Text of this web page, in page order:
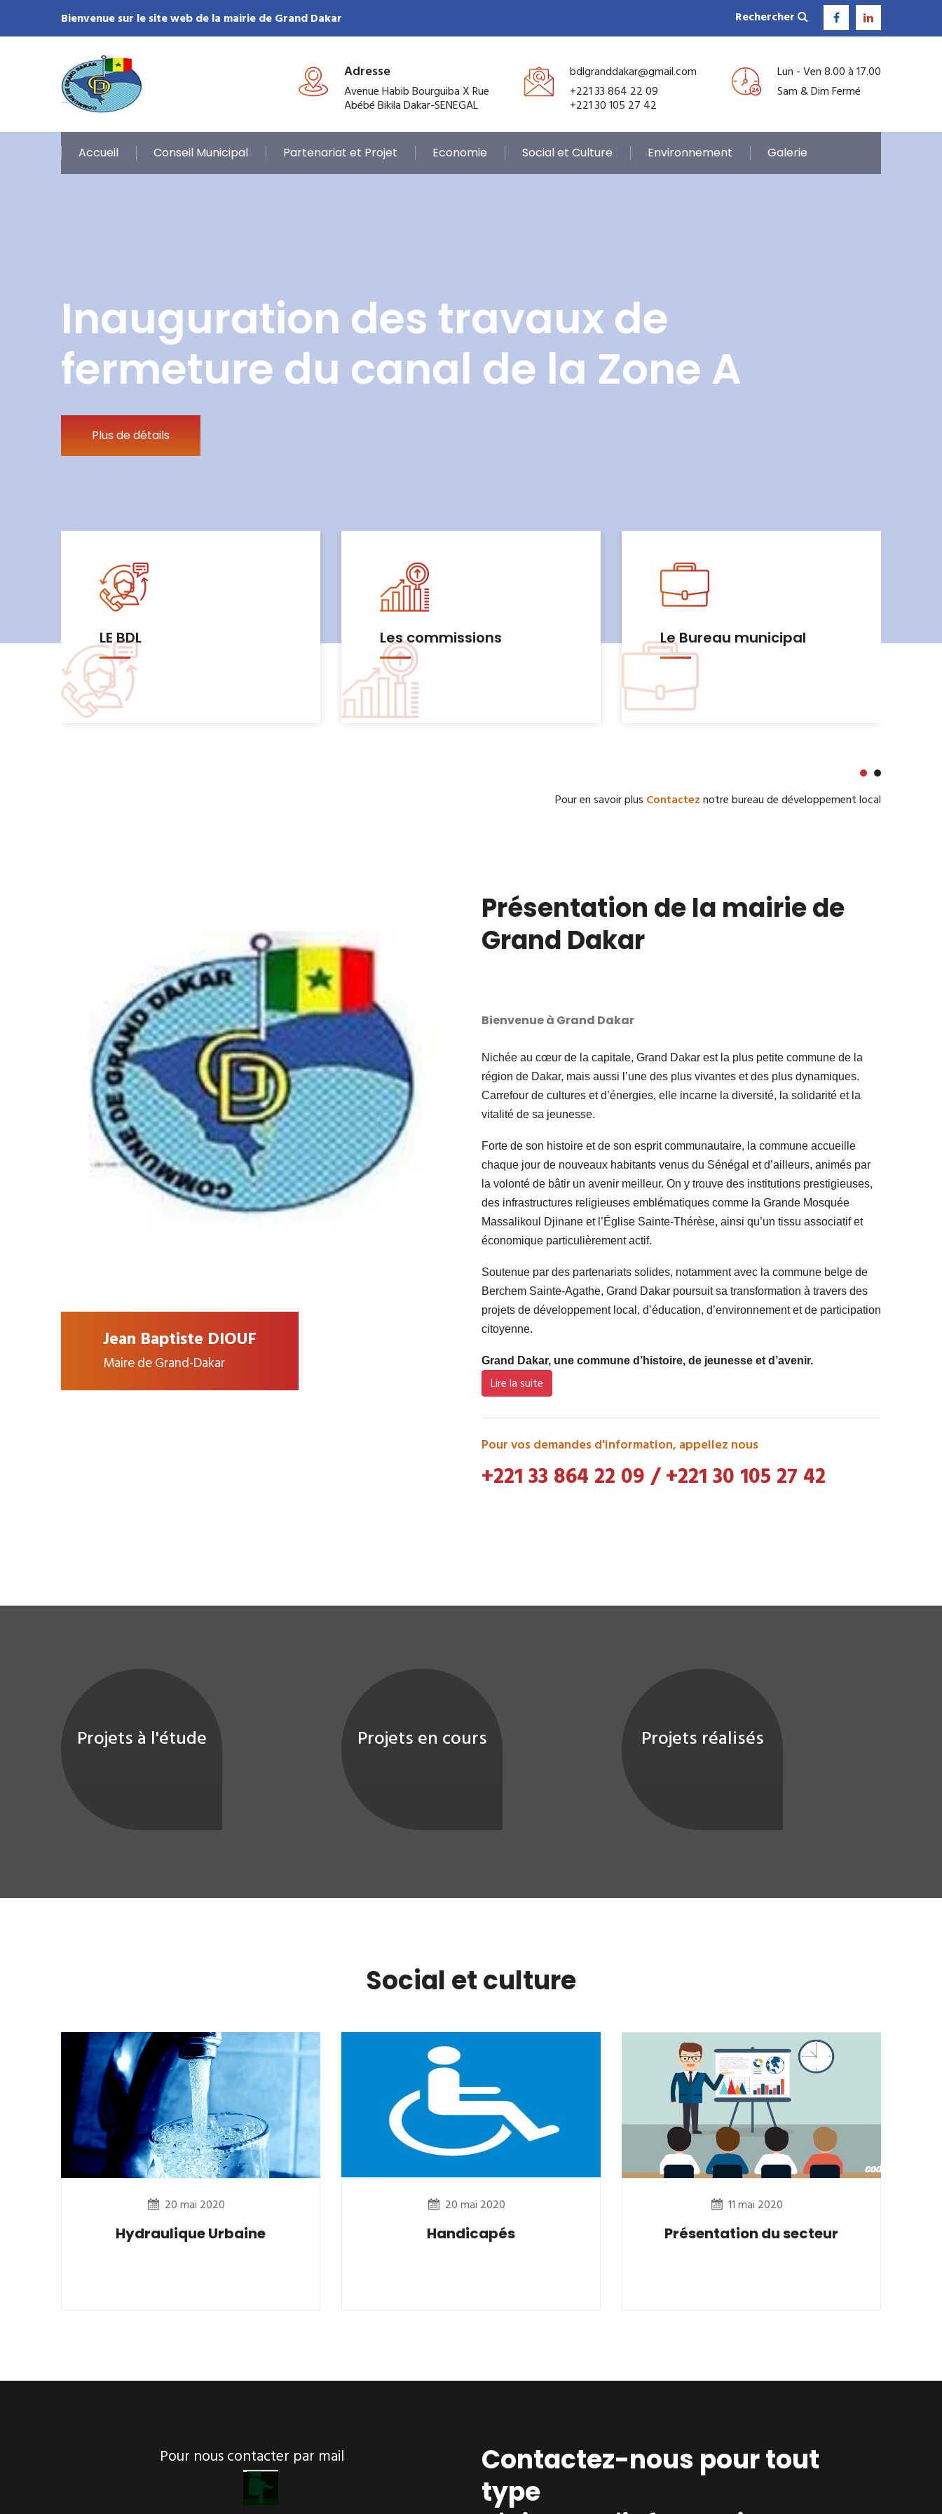
Bienvenue sur le site web de la mairie de Grand Dakar Rechercher
Adresse
Avenue Habib Bourguiba X Rue
Abébé Bikila Dakar-SENEGAL
bdlgranddakar@gmail.com
+221 33 864 22 09
+221 30 105 27 42
Lun - Ven 8.00 à 17.00
Sam & Dim Fermé
Accueil Conseil Municipal Partenariat et Projet Economie Social et Culture Environnement Galerie
Inauguration des travaux de
fermeture du canal de la Zone A
Plus de détails
Les commissions Le Bureau municipal Urbanisme et Habitat
Pour en savoir plus Contacteznotre bureau de développement local
Jean Baptiste DIOUF
Maire de Grand-Dakar
Présentation de la mairie de
Grand Dakar
Bienvenue à Grand Dakar
Nichée au cœur de la capitale, Grand Dakar est la plus petite commune de la
région de Dakar, mais aussi l’une des plus vivantes et des plus dynamiques.
Carrefour de cultures et d’énergies, elle incarne la diversité, la solidarité et la
vitalité de sa jeunesse.
Forte de son histoire et de son esprit communautaire, la commune accueille
chaque jour de nouveaux habitants venus du Sénégal et d’ailleurs, animés par
la volonté de bâtir un avenir meilleur. On y trouve des institutions prestigieuses,
des infrastructures religieuses emblématiques comme la Grande Mosquée
Massalikoul Djinane et l’Église Sainte-Thérèse, ainsi qu’un tissu associatif et
économique particulièrement actif.
Soutenue par des partenariats solides, notamment avec la commune belge de
Berchem Sainte-Agathe, Grand Dakar poursuit sa transformation à travers des
projets de développement local, d’éducation, d’environnement et de participation
citoyenne.
Grand Dakar, une commune d’histoire, de jeunesse et d’avenir.
Lire la suite
Pour vos demandes d'information, appellez nous
+221 33 864 22 09/+221 30 105 27 42
Projets à l'étude Projets en cours Projets réalisés
Social et culture
20 mai 2020
Hydraulique Urbaine
20 mai 2020
Handicapés
11 mai 2020
Présentation du secteur
Pour nous contacter par mail
Contactez-nous pour tout
type